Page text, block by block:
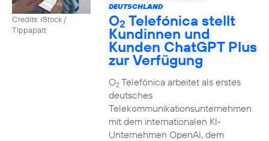
Credits: iStock /
Tippapatt
DEUTSCHLAND
O2 Telefónica stellt
Kundinnen und
Kunden ChatGPT Plus
zur Verfügung
O2Telefónica arbeitet als erstes
deutsches
Telekommunikationsunternehmen
mit dem internationalen KI-
Unternehmen OpenAI, dem